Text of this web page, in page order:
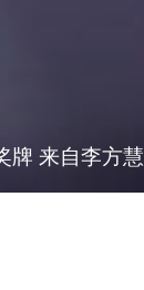
牌 来自李方慧